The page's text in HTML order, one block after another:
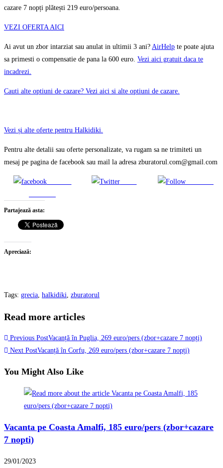
cazare 7 nopți plătești 219 euro/persoana.
VEZI OFERTA AICI
Ai avut un zbor intarziat sau anulat in ultimii 3 ani? AirHelp te poate ajuta
sa primesti o compensatie de pana la 600 euro. Vezi aici gratuit daca te
incadrezi.
Cauti alte optiuni de cazare? Vezi aici si alte optiuni de cazare.
Vezi și alte oferte pentru Halkidiki.
Pentru alte detalii sau oferte personalizate, va rugam sa ne trimiteti un
mesaj pe pagina de facebook sau mail la adresa zburatorul.com@gmail.com
Share on
Tweet
Partajează asta:
Apreciază:
Tags: grecia, halkidiki, zburatorul
Read more articles
Previous PostVacanță în Puglia, 269 euro/pers (zbor+cazare 7 nopți)
Next PostVacanță în Corfu, 269 euro/pers (zbor+cazare 7 nopți)
You Might Also Like
Vacanta pe Coasta Amalfi, 185 euro/pers (zbor+cazare
7 nopti)
29/01/2023